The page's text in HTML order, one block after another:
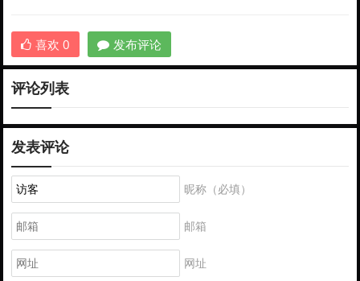
喜欢 0 发布评论
评论列表
发表评论
昵称（必填）
邮箱
网址